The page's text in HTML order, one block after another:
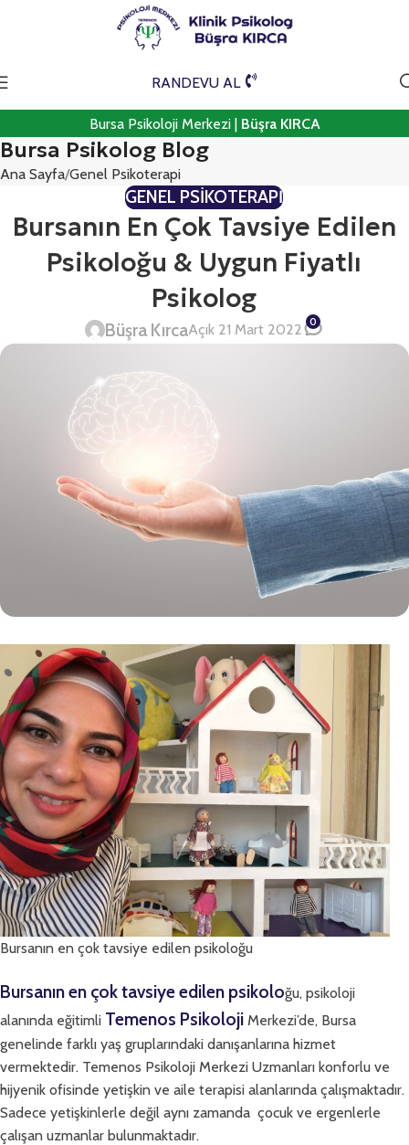
RANDEVU AL
Bursa Psikoloji Merkezi | Büşra KIRCA
Bursa Psikolog Blog
Ana Sayfa Genel Psikoterapi
GENEL PSIKOTERAPI
Bursanın En Çok Tavsiye Edilen
Psikoloğu & Uygun Fiyatlı
Psikolog
Büşra KırcaAçık 21 Mart 2022 0
Bursanın en çok tavsiye edilen psikoloğu
Bursanın en çok tavsiye edilen psikoloğu, psikoloji
alanında eğitimli Temenos Psikoloji Merkezi’de, Bursa
genelinde farklı yaş gruplarındaki danışanlarına hizmet
vermektedir. Temenos Psikoloji Merkezi Uzmanları konforlu ve
hijyenik ofisinde yetişkin ve aile terapisi alanlarında çalışmaktadır.
Sadece yetişkinlerle değil aynı zamanda çocuk ve ergenlerle
çalışan uzmanlar bulunmaktadır.